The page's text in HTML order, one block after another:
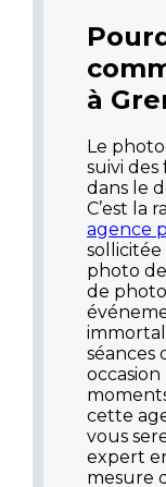
à
Le
suivi
dans le
C’est la
agence
photo
de
séances
cette
vous
expert
mesure